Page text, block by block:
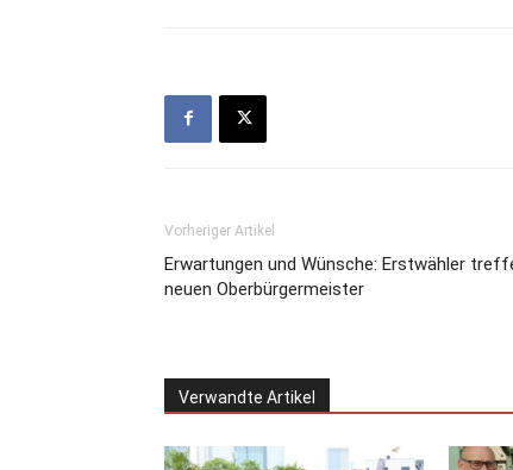
Vorheriger Artikel
Erwartungen und Wünsche: Erstwähler
neuen Oberbürgermeister
Verwandte Artikel